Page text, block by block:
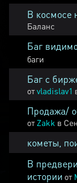
В космосе
Баланс
Баг
баги
Баг с
отvladislav1
Продажа/
от Zakk в
кометы,
В
истории от